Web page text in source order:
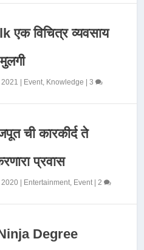
एक विचित्र व्यवसाय
Event, Knowledge |3
ची कारकीर्द ते
प्रवास
Entertainment, Event|2
Degree